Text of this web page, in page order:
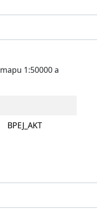
1:50000 a
BPEJ_AKT